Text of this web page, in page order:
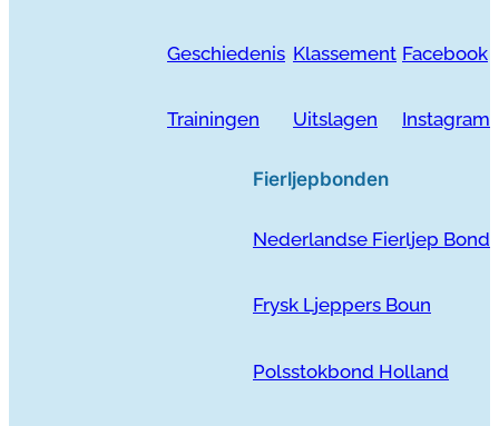
Geschiedenis
Trainingen
Klassement
Uitslagen
Facebook
Instagram
Fierljepbonden
Nederlandse Fierljep Bond
Frysk Ljeppers Boun
Polsstokbond Holland